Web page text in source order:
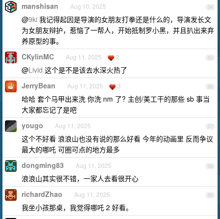
54
manshisan Aug 10, 2025
@9ki 我记得起因是导演的女朋友打拳还是什么的，导演发长文
为女朋友辩护，惹恼了一帮人，开始抵制罗小黑，并且扒出来弃
养原型的事。
55
CKylinMC Aug 11, 2025 2
@Livid 这个是不是该去水深火热了
56
JerryBean Aug 11, 2025 3
哈哈 套个马甲出来洗 你洗 nm 了? 主创/美工干的那些 sb 事当
大家都忘记了是吧
57
yougo Aug 11, 2025
这个不好看 浪浪山也没有说的那么好看 今年的动画里 反而争议
最大的哪吒 可圈可点的地方最多
58
dongming83 Aug 11, 2025
浪浪山其实很不错，一家人去看很开心
59
richardZhao Aug 11, 2025
我坐小孩那桌，我觉得哪吒 2 好看。